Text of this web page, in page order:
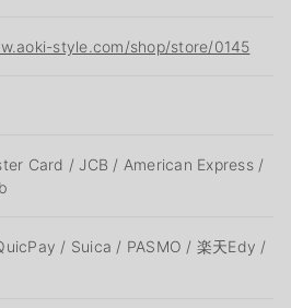
style.com/shop/store/0145
Card / JCB / American Express /
/ Suica / PASMO / 楽天Edy /